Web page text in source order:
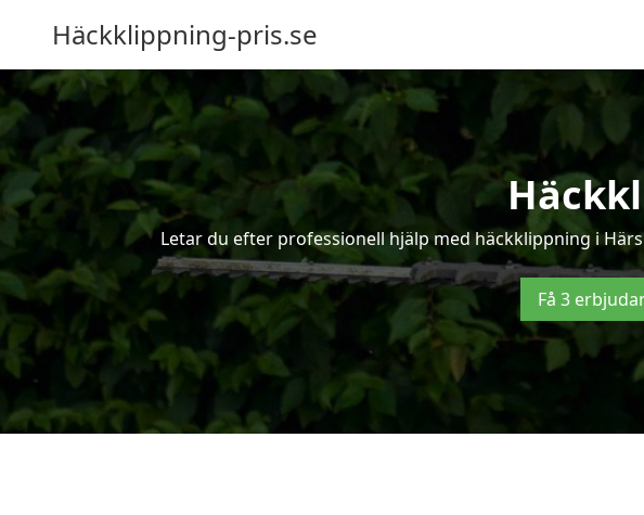
Häckklippning-pris.se
Letar du efter professionell hjälp med häckklippning i
Få 3